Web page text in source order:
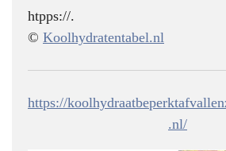
htpps://.
© Koolhydratentabel.nl
https://
.nl/